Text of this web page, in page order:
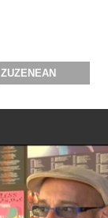
ZUZENEAN